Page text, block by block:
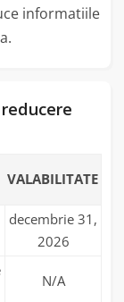
informatiile
VALABILITATE
decembrie 31,
2026
N/A